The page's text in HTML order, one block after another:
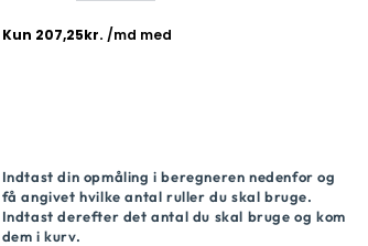
Indtast din opmåling i beregneren nedenfor og
få angivet hvilke antal ruller du skal bruge.
Indtast derefter det antal du skal bruge og kom
dem i kurv.